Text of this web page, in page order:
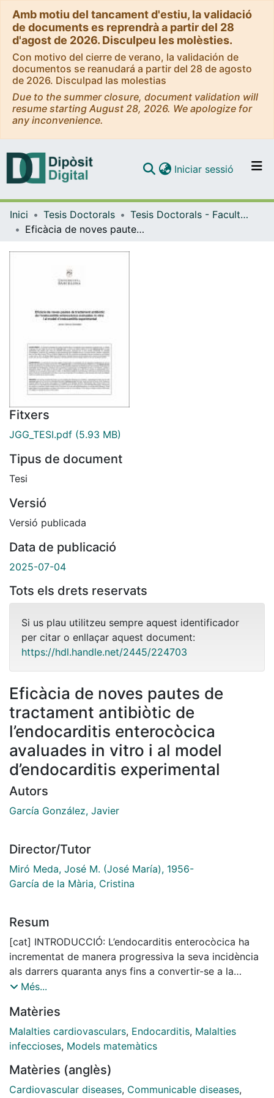
Amb motiu del tancament d'estiu, la validació
de documents es reprendrà a partir del 28
d'agost de 2026. Disculpeu les molèsties.
Con motivo del cierre de verano, la validación de
documentos se reanudará a partir del 28 de agosto
de 2026. Disculpad las molestias
Due to the summer closure, document validation will
resume starting August 28, 2026. We apologize for
any inconvenience.
Navega per tot el DD
Iniciar sessió (current)
Inici Tesis Doctorals
Tesis Doctorals - Facultat - Medicina i Ciències de la Salut
Eficàcia de noves pautes de tractament antibiòtic de l’endocarditis enterocòcica avaluades in vitro i al model d’endocarditis experimental
Fitxers
JGG_TESI.pdf (5.93 MB)
Tipus de document
Tesi
Versió
Versió publicada
Data de publicació
2025-07-04
Tots els drets reservats
Si us plau utilitzeu sempre aquest identificador
per citar o enllaçar aquest document:
https://hdl.handle.net/2445/224703
Eficàcia de noves pautes de
tractament antibiòtic de
l’endocarditis enterocòcica
avaluades in vitro i al model
d’endocarditis experimental
Autors
García González, Javier
Director/Tutor
Miró Meda, José M. (José María), 1956-
García de la Mària, Cristina
Resum
[cat] INTRODUCCIÓ: L’endocarditis enterocòcica ha
incrementat de manera progressiva la seva incidència
als darrers quaranta anys fins a convertir-se a la
tercera causa d’endocarditis. Entorn a un 90% dels
per Enterococcus faecium i un 5% per altres espècies
d’enterococ. L’endocarditis enterocòcica és molt difícil
de tractar. Per la seva erradicació requereix de
combinacions sinèrgiques i bactericides. Les
combinacions d’ampicil·lina més ceftriaxona o
Més...
Matèries
Malalties cardiovasculars, Endocarditis, Malalties
infeccioses, Models matemàtics
Matèries (anglès)
Cardiovascular diseases, Communicable diseases,